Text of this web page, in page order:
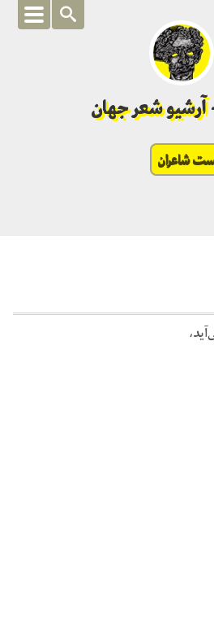
- آرشیو شعر جهان
شاعران